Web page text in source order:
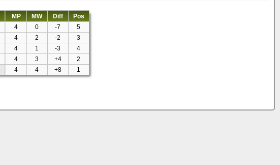
MP MW Diff
Pos
4 0 -7
5
4 2 -2
3
4 1 -3
4
4 3 +4
2
4 4 +8 1